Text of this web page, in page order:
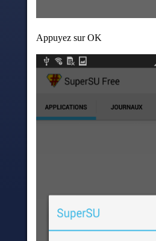
Appuyez sur OK